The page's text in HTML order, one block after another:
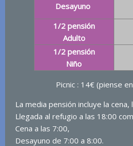
Desayuno
1/2 pensión
Adulto
1/2 pensión
Niño
Picnic : 14€ (piense
La media pensión incluye la
Llegada al refugio a las 18:00
Cena a las 7:00,
Desayuno de 7:00 a 8:00.